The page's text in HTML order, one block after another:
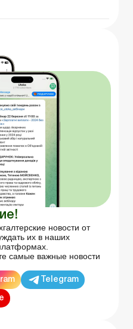
новости от
их в наших
самые важные новости
Telegram